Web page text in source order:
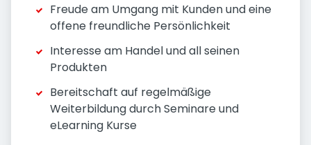
Freude am Umgang mit Kunden und eine
offene freundliche Persönlichkeit
Interesse am Handel und all seinen
Produkten
Bereitschaft auf regelmäßige
Weiterbildung durch Seminare und
eLearning Kurse